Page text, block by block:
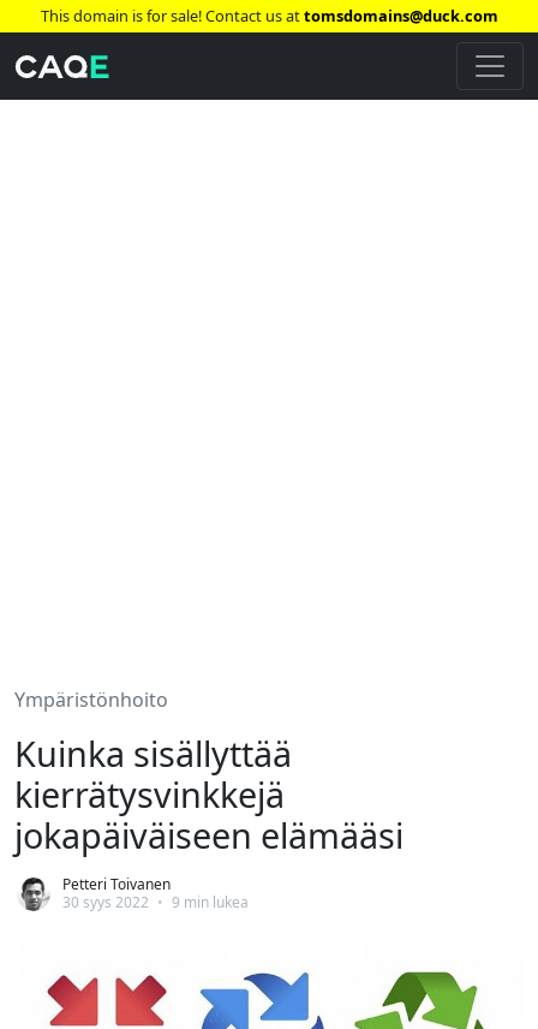
This domain is for sale! Contact us attomsdomains@duck.com
Ympäristönhoito
Kuinka sisällyttää
kierrätysvinkkejä
jokapäiväiseen elämääsi
Petteri Toivanen
30 syys 2022 • 9 min lukea